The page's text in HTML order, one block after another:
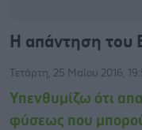
Η απάντηση του
Τετάρτη, 25 Μαΐου 2016,
Υπενθυμίζω ότι
φύσεως που